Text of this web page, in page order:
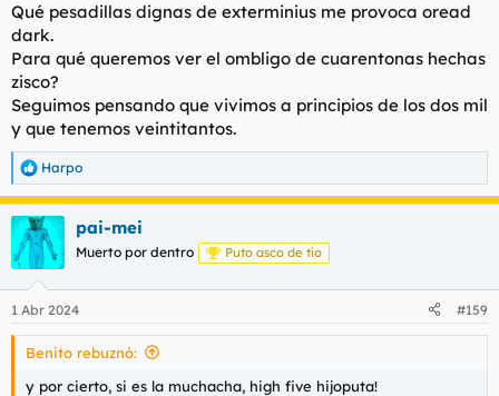
Qué pesadillas dignas de exterminius me provoca oread
dark.
Para qué queremos ver el ombligo de cuarentonas hechas
zisco?
Seguimos pensando que vivimos a principios de los dos mil
y que tenemos veintitantos.
R
e
a
c
c
i
e
s
Harpo
pai-mei
Muerto por dentro Puto asco de tío
1 Abr 2024 #159
Benito rebuznó:
y por cierto, si es la muchacha, high five hijoputa!